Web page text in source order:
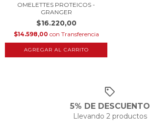
OMELETTES PROTEICOS -
GRANGER
$16.220,00
$14.598,00 con Transferencia
5% DE DESCUENTO
Llevando 2 productos